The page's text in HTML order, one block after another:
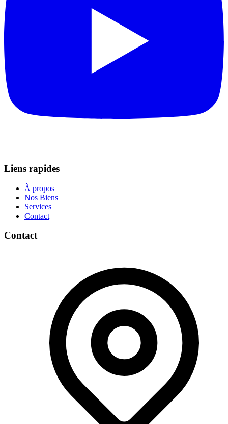
Liens rapides
À propos
Nos Biens
Services
Contact
Contact